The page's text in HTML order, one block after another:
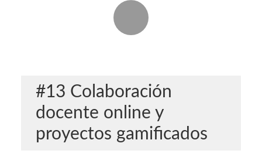
#13 Colaboración
docente online y
proyectos gamificados